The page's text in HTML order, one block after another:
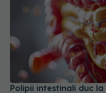
Polipii intestinali duc